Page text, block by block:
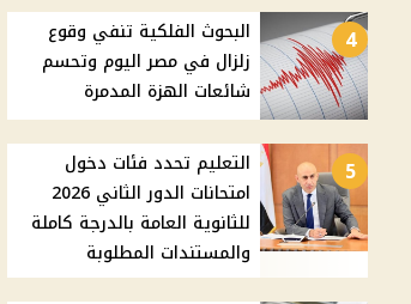
4
البحوث الفلكية تنفي وقوع
زلزال في مصر اليوم وتحسم
شائعات الهزة المدمرة
5
التعليم تحدد فئات دخول
امتحانات الدور الثاني 2026
للثانوية العامة بالدرجة كاملة
والمستندات المطلوبة